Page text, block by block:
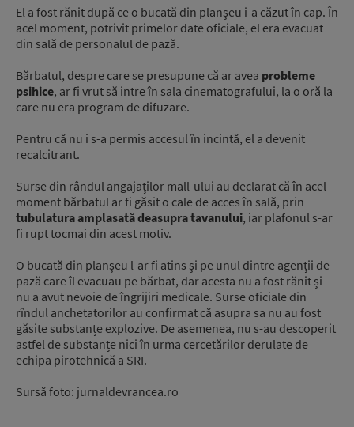
El a fost rănit după ce o bucată din planșeu i-a căzut în cap. În
acel moment, potrivit primelor date oficiale, el era evacuat
din sală de personalul de pază.
Bărbatul, despre care se presupune că ar avea probleme
psihice, ar fi vrut să intre în sala cinematografului, la o oră la
care nu era program de difuzare.
Pentru că nu i s-a permis accesul în incintă, el a devenit
recalcitrant.
Surse din rândul angajaților mall-ului au declarat că în acel
moment bărbatul ar fi găsit o cale de acces în sală, prin
tubulatura amplasată deasupra tavanului, iar plafonul s-ar
fi rupt tocmai din acest motiv.
O bucată din planșeu l-ar fi atins și pe unul dintre agenții de
pază care îl evacuau pe bărbat, dar acesta nu a fost rănit și
nu a avut nevoie de îngrijiri medicale. Surse oficiale din
rîndul anchetatorilor au confirmat că asupra sa nu au fost
găsite substanțe explozive. De asemenea, nu s-au descoperit
astfel de substanțe nici în urma cercetărilor derulate de
echipa pirotehnică a SRI.
Sursă foto: jurnaldevrancea.ro